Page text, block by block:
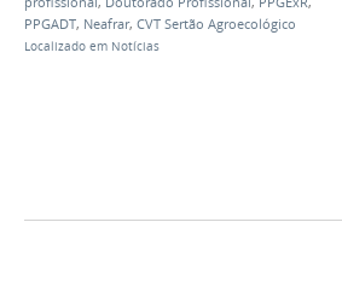
PPGADT, Neafrar, CVT Sertão Agroecológico
Localizado em Notícias